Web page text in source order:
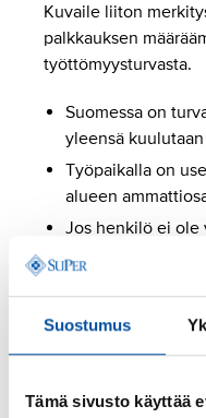
Suostumus
Tämä sivusto käyttää
Kuvaile liiton
palkkauksen
työttömyysturvasta.
Suomessa on
yleensä
Työpaikalla on
alueen
Jos henkilö ei ole
suosittele SuPeria